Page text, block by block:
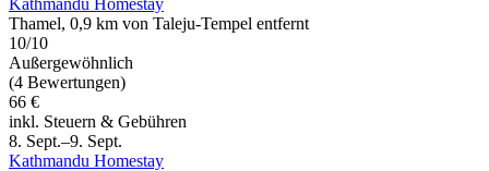
Kathmandu Homestay
Thamel, 0,9 km von Taleju-Tempel entfernt
10/10
Außergewöhnlich
(4 Bewertungen)
66 €
inkl. Steuern & Gebühren
8. Sept.–9. Sept.
Kathmandu Homestay